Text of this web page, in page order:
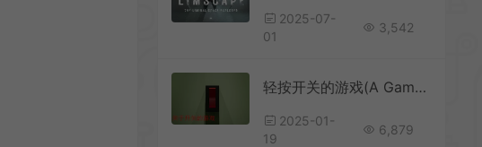
2025-07-
01
3,542
轻按开关的游戏(A Game About Flicking A Switch)抽象休闲解谜游戏|下载
2025-01-
19
6,879